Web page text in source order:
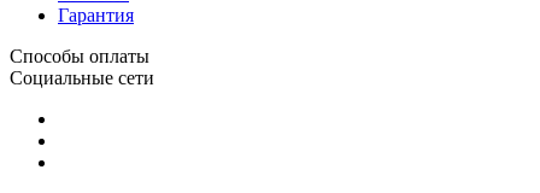
Гарантия
Способы оплаты
Социальные сети